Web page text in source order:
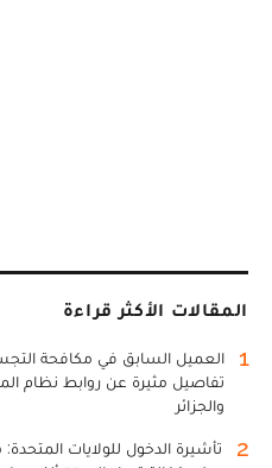
المقالات الأكثر قراءة
1
العميل السابق في مكافحة
تفاصيل مثيرة عن روابط نظام
والجزائر
2